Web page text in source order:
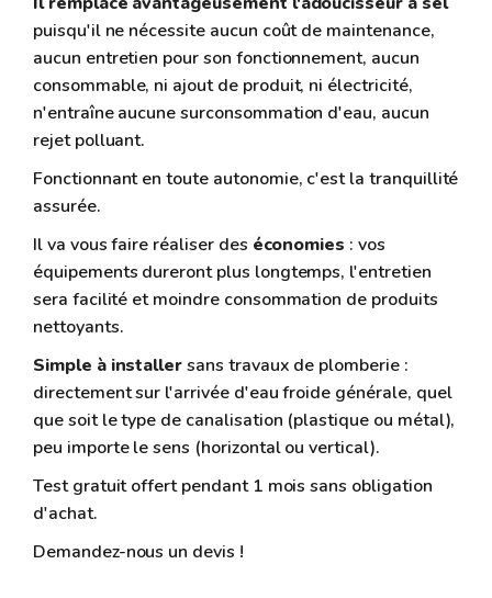
puisqu'il ne nécessite aucun coût de maintenance,
aucun entretien pour son fonctionnement, aucun
consommable, ni ajout de produit, ni électricité,
n'entraîne aucune surconsommation d'eau, aucun
rejet polluant.
Fonctionnant en toute autonomie, c'est la tranquillité
assurée.
Il va vous faire réaliser des économies : vos
équipements dureront plus longtemps, l'entretien
sera facilité et moindre consommation de produits
nettoyants.
Simple à installersans travaux de plomberie :
directement sur l'arrivée d'eau froide générale, quel
que soit le type de canalisation (plastique ou métal),
peu importe le sens (horizontal ou vertical).
Test gratuit offert pendant 1 mois sans obligation
d'achat.
Demandez-nous un devis !